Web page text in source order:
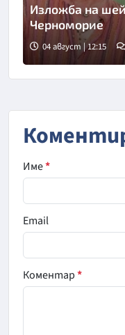
Изложба на
Черноморие
04 август | 12:15
Име*
Email
Коментар*